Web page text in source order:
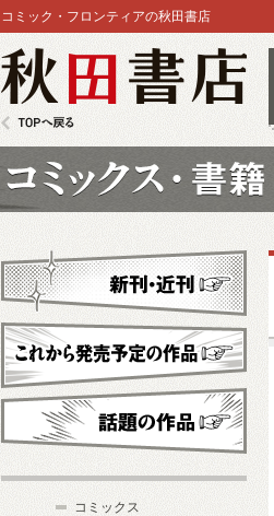
コミック・フロンティアの秋田書店
新刊・近刊
これから発売予定
コミックス